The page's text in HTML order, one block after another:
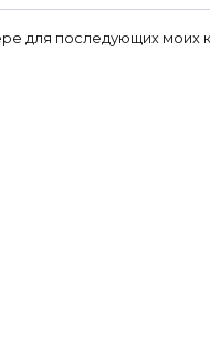
для последующих моих